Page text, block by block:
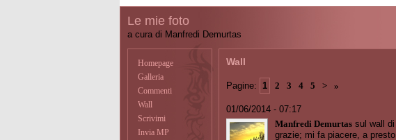
Le mie foto
a cura di Manfredi Demurtas
Homepage
Galleria
Commenti
Wall
Scrivimi
Invia MP
Wall
Pagine: 1 2 3 4 5 > »
01/06/2014 - 07:17
Manfredi Demurtas sul wall di
grazie; mi fa piacere, a presto